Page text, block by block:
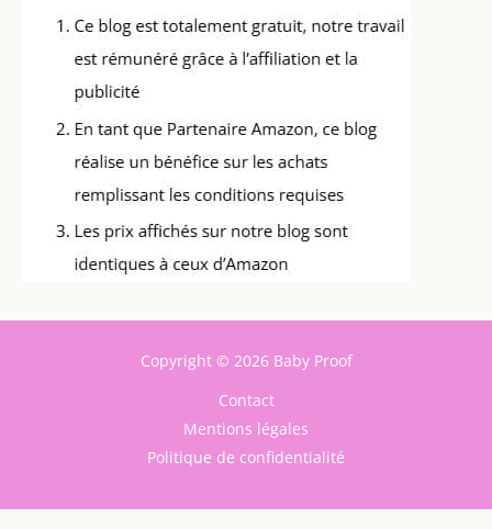
Copyright © 2026 Baby Proof
Contact
Mentions légales
Politique de confidentialité